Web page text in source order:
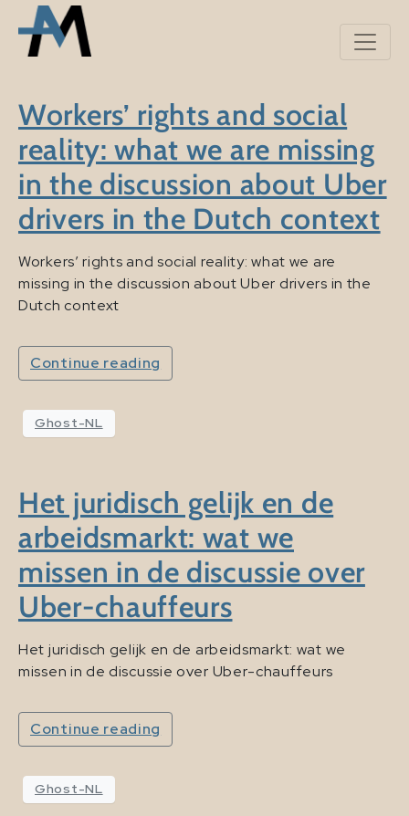
Workers’ rights and social
reality: what we are missing
in the discussion about Uber
drivers in the Dutch context
Workers’ rights and social reality: what we are
missing in the discussion about Uber drivers in the
Dutch context
Continue reading
Ghost-NL
Het juridisch gelijk en de
arbeidsmarkt: wat we
missen in de discussie over
Uber-chauffeurs
Het juridisch gelijk en de arbeidsmarkt: wat we
missen in de discussie over Uber-chauffeurs
Continue reading
Ghost-NL